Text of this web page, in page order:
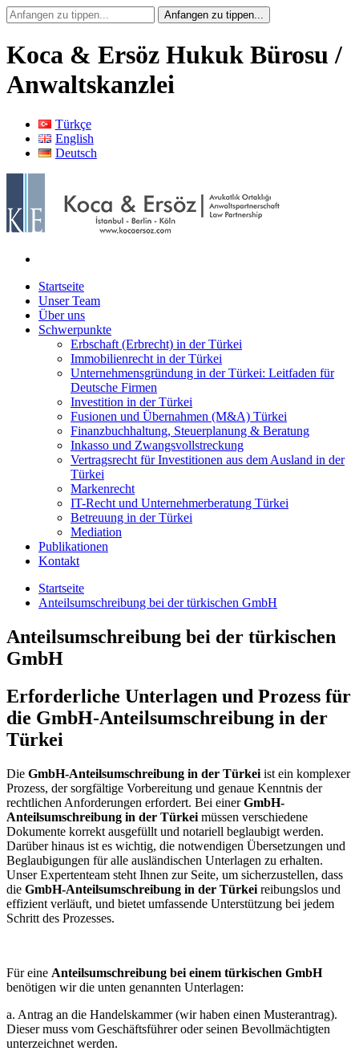
Koca & Ersöz Hukuk Bürosu /
Anwaltskanzlei
Türkçe
English
Deutsch
Startseite
Unser Team
Über uns
Schwerpunkte
Erbschaft (Erbrecht) in der Türkei
Immobilienrecht in der Türkei
Unternehmensgründung in der Türkei: Leitfaden für
Deutsche Firmen
Investition in der Türkei
Fusionen und Übernahmen (M&A) Türkei
Finanzbuchhaltung, Steuerplanung & Beratung
Inkasso und Zwangsvollstreckung
Vertragsrecht für Investitionen aus dem Ausland in der
Türkei
Markenrecht
IT-Recht und Unternehmerberatung Türkei
Betreuung in der Türkei
Mediation
Publikationen
Kontakt
Startseite
Anteilsumschreibung bei der türkischen GmbH
Anteilsumschreibung bei der türkischen
GmbH
Erforderliche Unterlagen und Prozess für
die GmbH-Anteilsumschreibung in der
Türkei
Die GmbH-Anteilsumschreibung in der Türkei ist ein komplexer
Prozess, der sorgfältige Vorbereitung und genaue Kenntnis der
rechtlichen Anforderungen erfordert. Bei einerGmbH-
Anteilsumschreibung in der Türkei müssen verschiedene
Dokumente korrekt ausgefüllt und notariell beglaubigt werden.
Darüber hinaus ist es wichtig, die notwendigen Übersetzungen und
Beglaubigungen für alle ausländischen Unterlagen zu erhalten.
Unser Expertenteam steht Ihnen zur Seite, um sicherzustellen, dass
die GmbH-Anteilsumschreibung in der Türkei reibungslos und
effizient verläuft, und bietet umfassende Unterstützung bei jedem
Schritt des Prozesses.
Für eine Anteilsumschreibung bei einem türkischen GmbH
benötigen wir die unten genannten Unterlagen:
a. Antrag an die Handelskammer (wir haben einen Musterantrag).
Dieser muss vom Geschäftsführer oder seinen Bevollmächtigten
unterzeichnet werden.